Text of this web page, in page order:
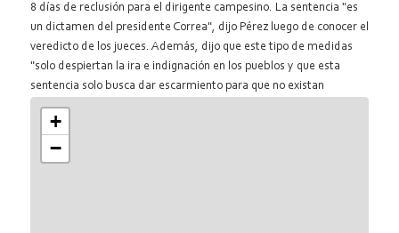
8 días de reclusión para el dirigente campesino. La sentencia "es
un dictamen del presidente Correa", dijo Pérez luego de conocer el
veredicto de los jueces. Además, dijo que este tipo de medidas
"solo despiertan la ira e indignación en los pueblos y que esta
sentencia solo busca dar escarmiento para que no existan
movilizaciones".
+
−